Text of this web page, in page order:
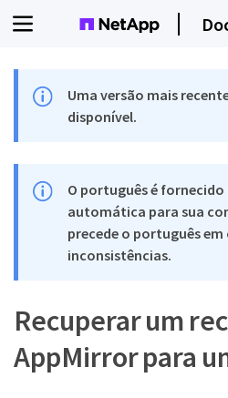
Uma versão mais
disponível.
O português é
automática para sua
precede o português em
inconsistências.
Recuperar um
AppMirror para